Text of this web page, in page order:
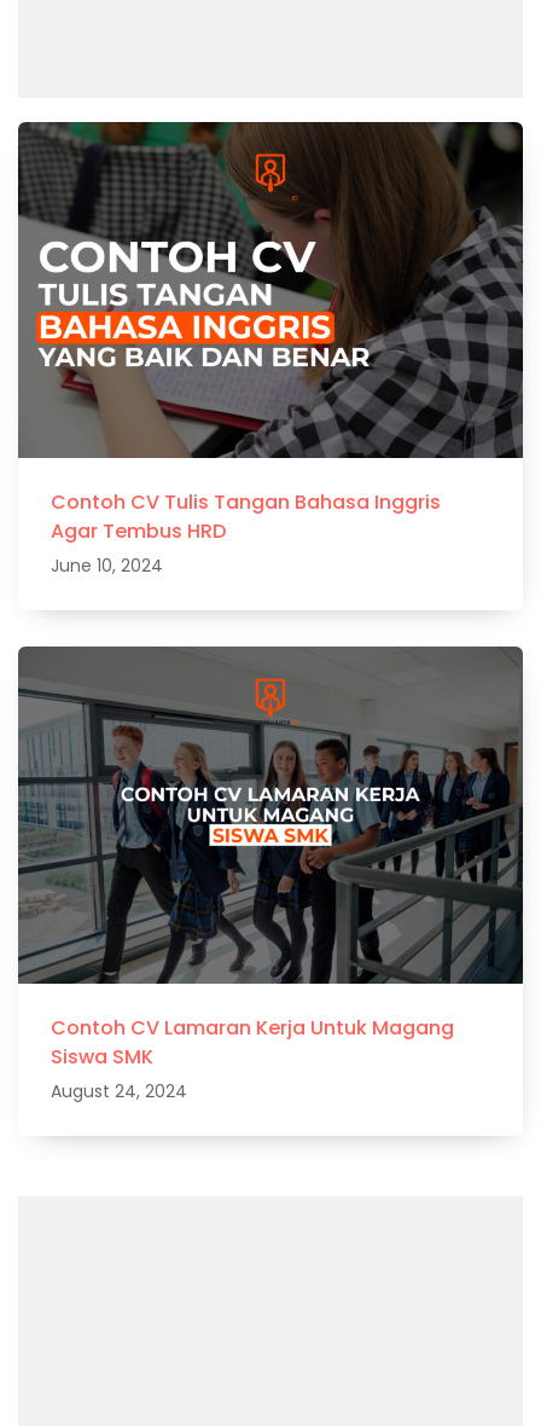
Contoh CV Tulis Tangan Bahasa Inggris
Agar Tembus HRD
June 10, 2024
Contoh CV Lamaran Kerja Untuk Magang
Siswa SMK
August 24, 2024